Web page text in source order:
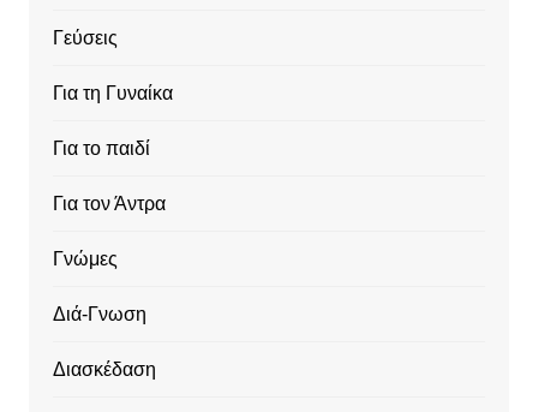
Γεύσεις
Για τη Γυναίκα
Για το παιδί
Για τον Άντρα
Γνώμες
Διά-Γνωση
Διασκέδαση